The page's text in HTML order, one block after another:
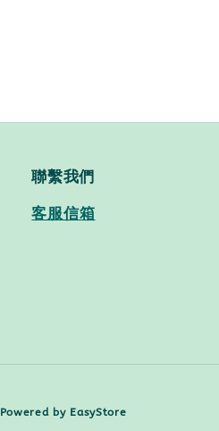
聯繫我們
客服信箱
by EasyStore